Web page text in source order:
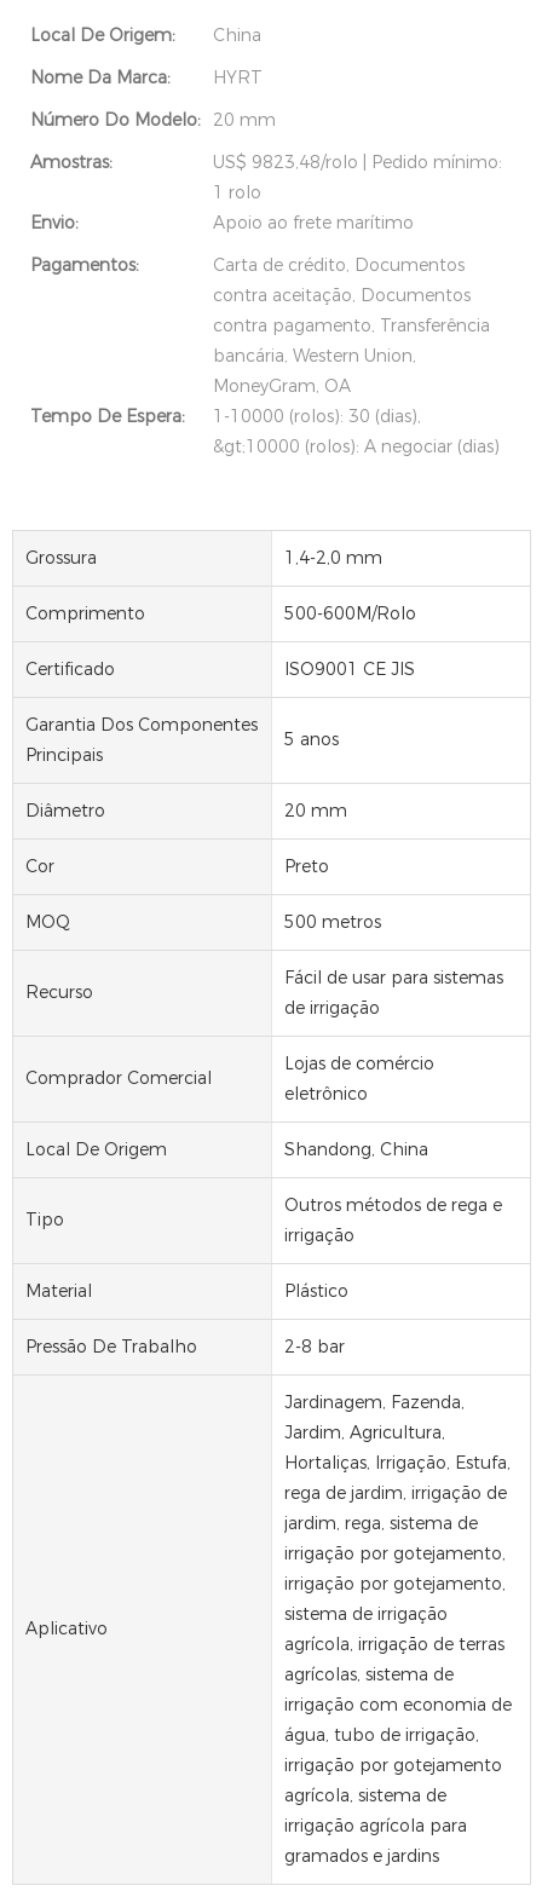
Local De Origem:
China
Nome Da Marca:
HYRT
Número Do Modelo:
20 mm
Amostras:
US$ 9823,48/rolo | Pedido mínimo:
1 rolo
Envio:
Apoio ao frete marítimo
Pagamentos:
Carta de crédito, Documentos
contra aceitação, Documentos
contra pagamento, Transferência
bancária, Western Union,
MoneyGram, OA
Tempo De Espera:
1-10000 (rolos): 30 (dias),
&gt;10000 (rolos): A negociar (dias)
Grossura 1,4-2,0 mm
Comprimento 500-600M/Rolo
Certificado ISO9001 CE JIS
Garantia Dos Componentes
Principais
5 anos
Diâmetro 20 mm
Cor Preto
MOQ 500 metros
Recurso
Fácil de usar para sistemas
de irrigação
Comprador Comercial
Lojas de comércio
eletrônico
Local De Origem Shandong, China
Tipo
Outros métodos de rega e
irrigação
Material Plástico
Pressão De Trabalho 2-8 bar
Aplicativo
Jardinagem, Fazenda,
Jardim, Agricultura,
Hortaliças, Irrigação, Estufa,
rega de jardim, irrigação de
jardim, rega, sistema de
irrigação por gotejamento,
irrigação por gotejamento,
sistema de irrigação
agrícola, irrigação de terras
agrícolas, sistema de
irrigação com economia de
água, tubo de irrigação,
irrigação por gotejamento
agrícola, sistema de
irrigação agrícola para
gramados e jardins